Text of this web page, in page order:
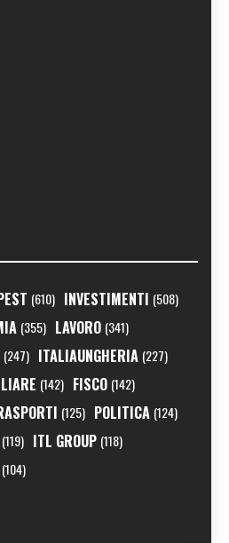
(610) INVESTIMENTI (508)
(355) LAVORO (341)
(247) ITALIAUNGHERIA (227)
(142) FISCO (142)
(125) POLITICA (124)
(119) ITL GROUP (118)
(104)